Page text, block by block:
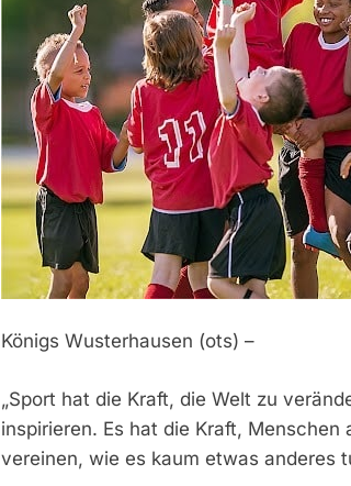
Königs Wusterhausen (ots) –
„Sport hat die Kraft, die Welt zu
inspirieren. Es hat die Kraft, Menschen
vereinen, wie es kaum etwas anderes